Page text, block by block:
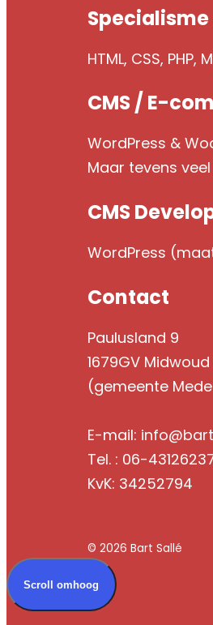
Specialisme
HTML, CSS,
CMS / E-
WordPress &
Maar tevens
CMS
WordPress
Contact
Paulusland 9
1679GV Midwoud
(gemeente
E-mail:
Tel. : 06-
KvK: 34252794
© 2026 Bart Sallé
Scroll omhoog